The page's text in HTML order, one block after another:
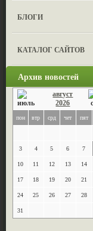
БЛОГИ
КАТАЛОГ САЙТОВ
Архив новостей
август
2026
пон втр срд чет пят
3 4 5 6 7
10 11 12 13 14
17 18 19 20 21
24 25 26 27 28
31